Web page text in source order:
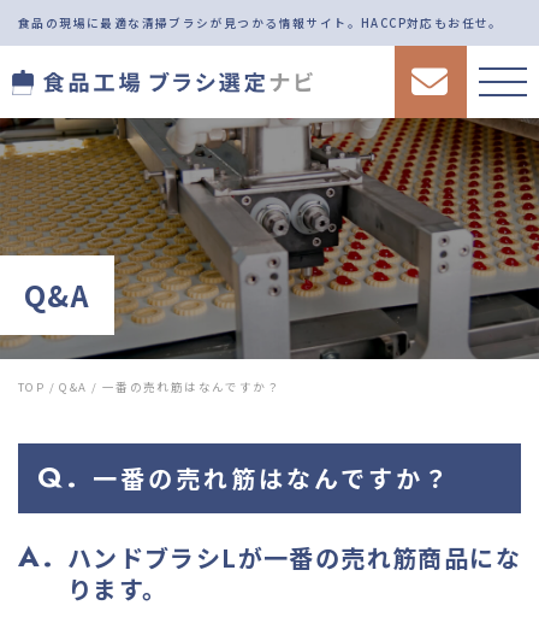
食品の現場に最適な清掃ブラシが見つかる情報サイト。 HACCP対応もお任せ。
03-
Q&A
TOP /Q&A / 一番の売れ筋はなんですか？
一番の売れ筋はなんですか？
ハンドブラシLが一番の売れ筋商品にな
ります。